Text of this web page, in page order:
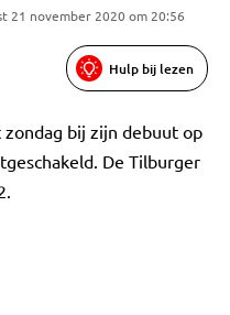
21 november 2020 om 20:56
Hulp bij lezen
bij zijn debuut op
De Tilburger